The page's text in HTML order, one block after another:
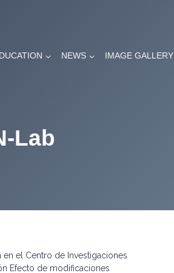
NEWS IMAGE GALLERY
Lab
el Centro de Investigaciones
Efecto de modificaciones